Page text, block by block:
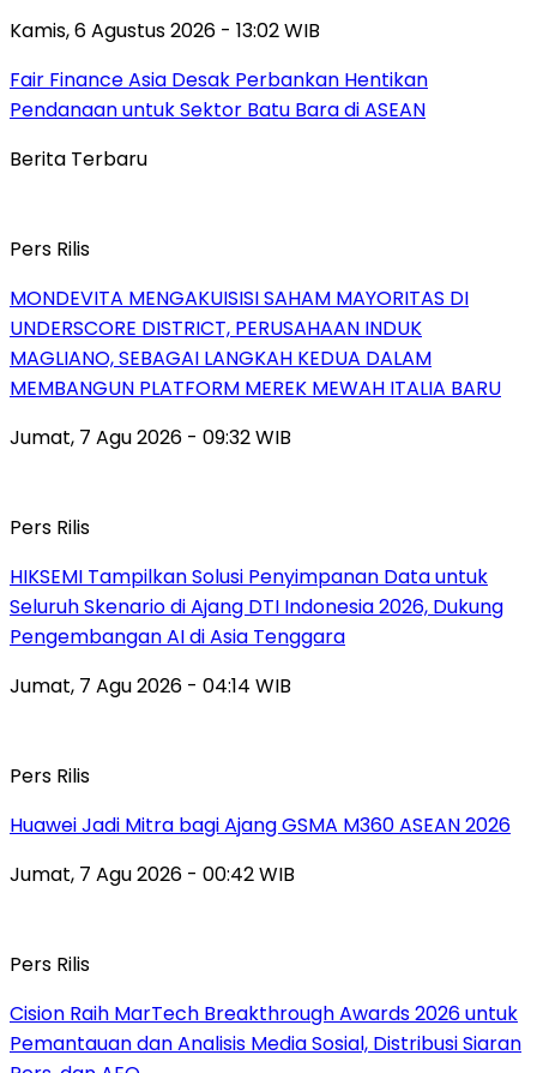
Kamis, 6 Agustus 2026 - 13:02 WIB
Fair Finance Asia Desak Perbankan Hentikan
Pendanaan untuk Sektor Batu Bara di ASEAN
Berita Terbaru
Pers Rilis
MONDEVITA MENGAKUISISI SAHAM MAYORITAS DI
UNDERSCORE DISTRICT, PERUSAHAAN INDUK
MAGLIANO, SEBAGAI LANGKAH KEDUA DALAM
MEMBANGUN PLATFORM MEREK MEWAH ITALIA BARU
Jumat, 7 Agu 2026 - 09:32 WIB
Pers Rilis
HIKSEMI Tampilkan Solusi Penyimpanan Data untuk
Seluruh Skenario di Ajang DTI Indonesia 2026, Dukung
Pengembangan AI di Asia Tenggara
Jumat, 7 Agu 2026 - 04:14 WIB
Pers Rilis
Huawei Jadi Mitra bagi Ajang GSMA M360 ASEAN 2026
Jumat, 7 Agu 2026 - 00:42 WIB
Pers Rilis
Cision Raih MarTech Breakthrough Awards 2026 untuk
Pemantauan dan Analisis Media Sosial, Distribusi Siaran